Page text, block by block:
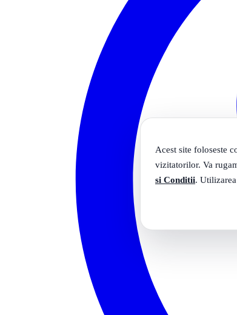
Acest site foloseste
vizitatorilor. Va
si Conditii.